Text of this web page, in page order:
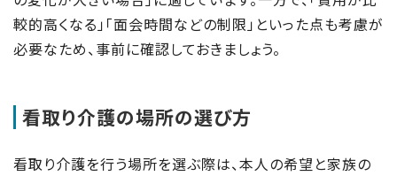
較的高くなる」「面会時間などの制限」といった点も考慮が
必要なため、事前に確認しておきましょう。
看取り介護の場所の選び方
看取り介護を行う場所を選ぶ際は、本人の希望と家族の